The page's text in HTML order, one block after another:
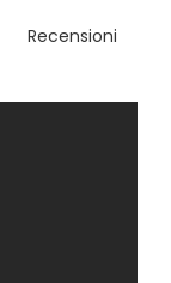
Recensioni